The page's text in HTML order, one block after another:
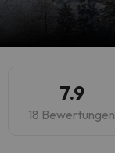
7.9
18 Bewertungen